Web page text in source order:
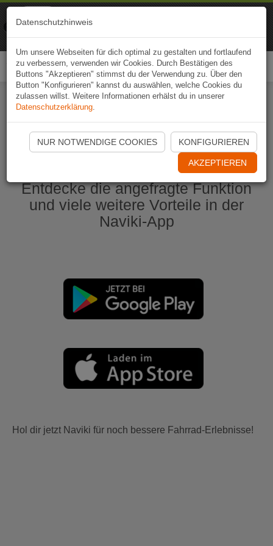
Naviki App jetzt öffnen
Entdecke die angefragte Funktion
und viele weitere Vorteile in der
Naviki-App
Hol dir jetzt Naviki für noch bessere Fahrrad-Erlebnisse!
Datenschutzhinweis
Um unsere Webseiten für dich optimal zu gestalten und fortlaufend
zu verbessern, verwenden wir Cookies. Durch Bestätigen des
Buttons "Akzeptieren" stimmst du der Verwendung zu. Über den
Button "Konfigurieren" kannst du auswählen, welche Cookies du
zulassen willst. Weitere Informationen erhälst du in unserer
Datenschutzerklärung.
NUR NOTWENDIGE COOKIES KONFIGURIEREN
AKZEPTIEREN
Naviki